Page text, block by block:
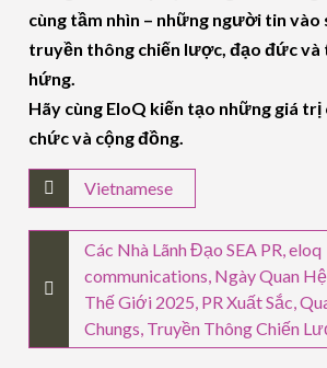
cùng tầm nhìn – những người tin vào
truyền thông chiến lược, đạo đức và
hứng.
Hãy cùng EloQ kiến tạo những giá trị
chức và cộng đồng.
Vietnamese
Các Nhà Lãnh Đạo SEA PR,eloq
communications, Ngày Quan
Thế Giới 2025, PR Xuất Sắc,
Chungs, Truyền Thông Chiến